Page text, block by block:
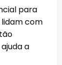
para
com
a